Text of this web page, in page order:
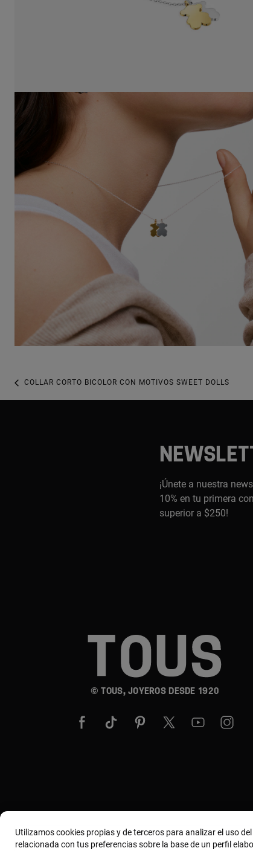
COLLAR CORTO BICOLOR CON MOTIVOS SWEET DOLLS
¡Únete a nuestra
10% en tu primera
superior a $250!
© TOUS, JOYEROS DESDE 1920
Utilizamos cookies propias y de terceros para analizar el uso
relacionada con tus preferencias sobre la base de un perfil